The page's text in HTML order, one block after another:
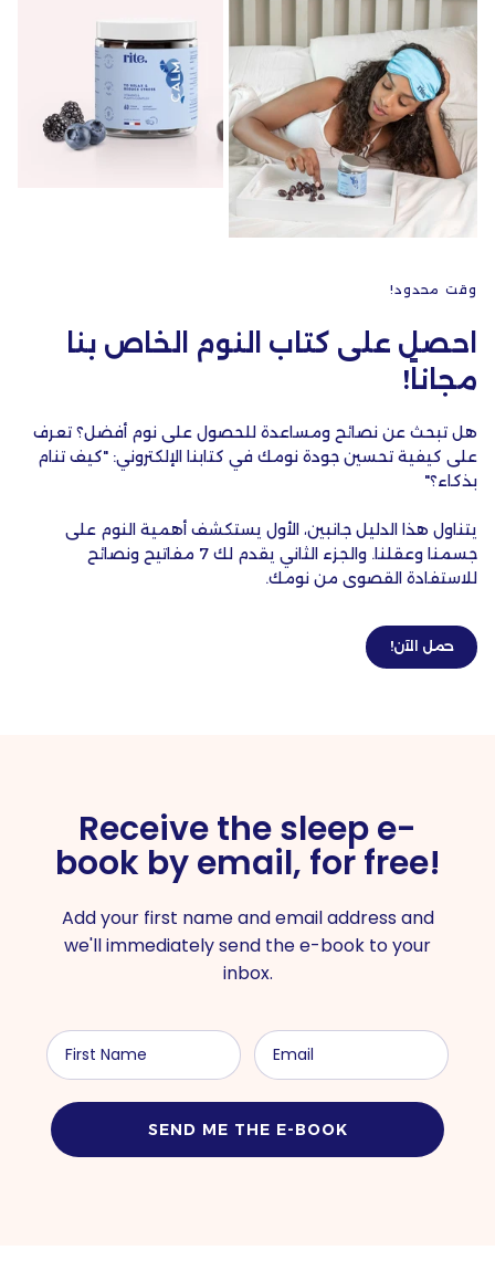
وقت محدود!
احصل على كتاب النوم الخاص بنا
مجاناً!
هل تبحث عن نصائح ومساعدة للحصول على نوم أفضل؟ تعرف
على كيفية تحسين جودة نومك في كتابنا الإلكتروني: "كيف تنام
بذكاء؟"
يتناول هذا الدليل جانبين، الأول يستكشف أهمية النوم على
جسمنا وعقلنا. والجزء الثاني يقدم لك 7 مفاتيح ونصائح
للاستفادة القصوى من نومك.
حمل الآن!
Receive the sleep e-
book by email, for free!
Add your first name and email address and
we'll immediately send the e-book to your
inbox.
SEND ME THE E-BOOK